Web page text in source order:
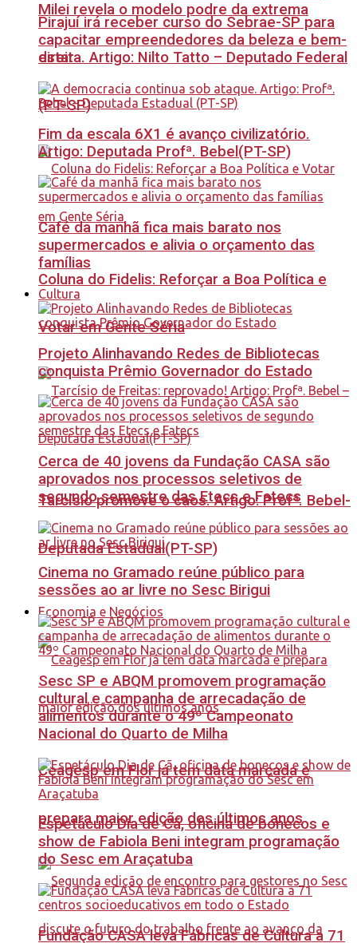
Milei revela o modelo podre da extrema
direita. Artigo: Nilto Tatto – Deputado Federal
(PT-SP)
Coluna do Fidelis: Reforçar a Boa Política e
Votar em Gente Séria
Tarcísio promove o caos. Artigo: Profª. Bebel-
Deputada Estadual(PT-SP)
Economia e Negócios
Ceagesp em Flor já tem data marcada e
prepara maior edição dos últimos anos
Pirajuí irá receber curso do Sebrae-SP para
capacitar empreendedores da beleza e bem-
estar
Fim da escala 6X1 é avanço civilizatório.
Artigo: Deputada Profª. Bebel(PT-SP)
Café da manhã fica mais barato nos
supermercados e alivia o orçamento das
famílias
Cultura
Projeto Alinhavando Redes de Bibliotecas
conquista Prêmio Governador do Estado
Cerca de 40 jovens da Fundação CASA são
aprovados nos processos seletivos de
segundo semestre das Etecs e Fatecs
Cinema no Gramado reúne público para
sessões ao ar livre no Sesc Birigui
Sesc SP e ABQM promovem programação
cultural e campanha de arrecadação de
alimentos durante o 49º Campeonato
Nacional do Quarto de Milha
Espetáculo Dia de Cã, oficina de bonecos e
show de Fabiola Beni integram programação
do Sesc em Araçatuba
Fundação CASA leva Fábricas de Cultura a 71